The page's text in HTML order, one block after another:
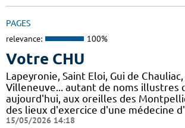
PAGES
relevance: 100%
Votre CHU
Lapeyronie, Saint Eloi, Gui de
Villeneuve... autant de noms illustres
aujourd'hui, aux oreilles des
des lieux d'exercice d'une médecine
15/05/2026 14:18